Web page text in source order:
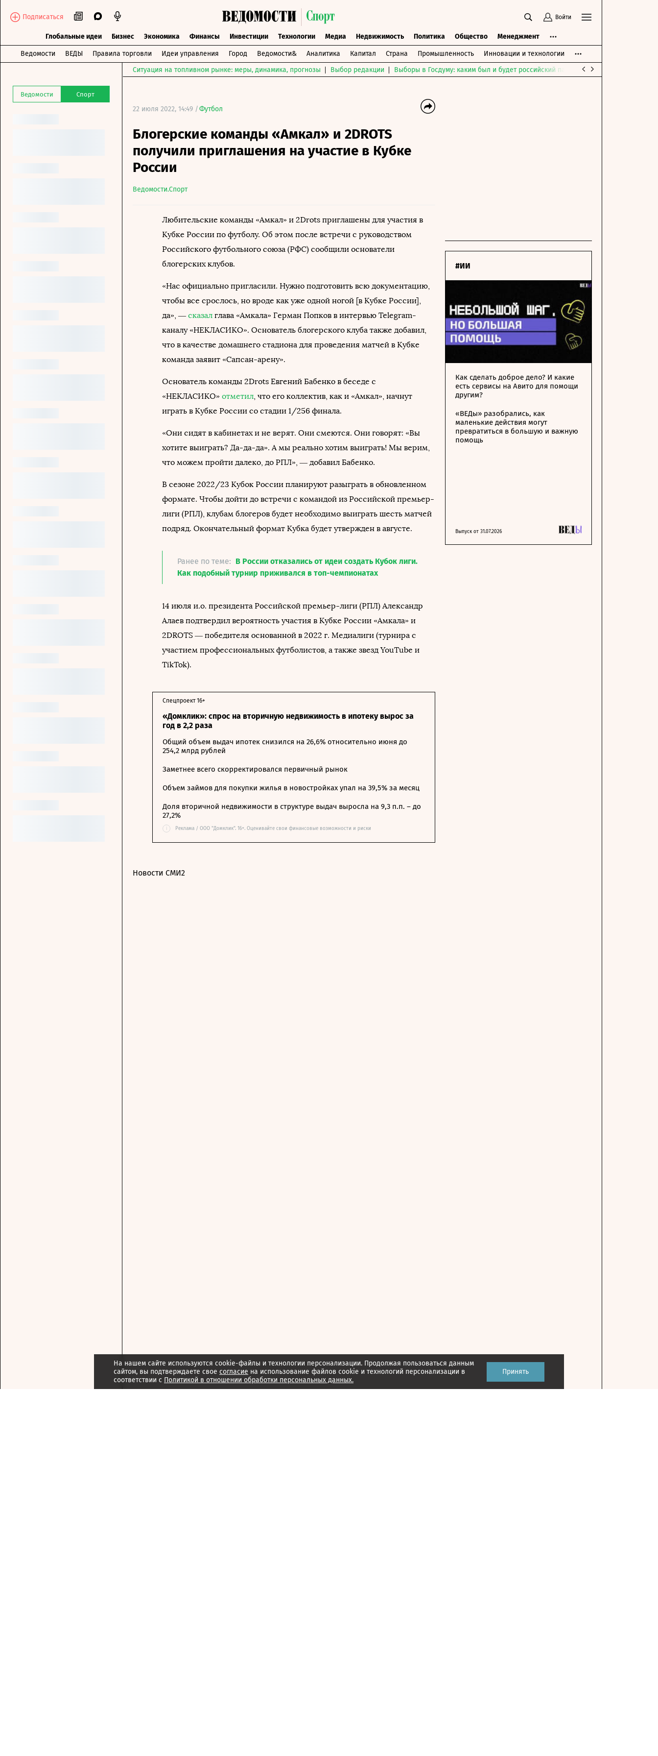
На нашем сайте используются cookie-файлы и технологии персонализации. Продолжая пользоваться данным
сайтом, вы подтверждаете свое согласие на использование файлов cookie и технологий персонализации в
соответствии с Политикой в отношении обработки персональных данных.
Принять
Подписаться Войти
Глобальные идеи Бизнес Экономика Финансы Инвестиции Технологии Медиа Недвижимость Политика Общество Менеджмент
Ведомости ВЕДЫ Правила торговли Идеи управления Город Ведомости& Аналитика Капитал Страна Промышленность Инновации и технологии
Ведомости Спорт
Ситуация на топливном рынке: меры, динамика, прогнозы Выбор редакции Выборы в Госдуму: каким был и будет российский парламент
22 июля 2022, 14:49 /Футбол
Блогерские команды «Амкал» и 2DROTS
получили приглашения на участие в Кубке
России
Ведомости.Спорт
Любительские команды «Амкал» и 2Drots приглашены для участия в
Кубке России по футболу. Об этом после встречи с руководством
Российского футбольного союза (РФС) сообщили основатели
блогерских клубов.
«Нас официально пригласили. Нужно подготовить всю документацию,
чтобы все срослось, но вроде как уже одной ногой [в Кубке России],
да», — сказал глава «Амкала» Герман Попков в интервью Telegram-
каналу «НЕКЛАСИКО». Основатель блогерского клуба также добавил,
что в качестве домашнего стадиона для проведения матчей в Кубке
команда заявит «Сапсан-арену».
Основатель команды 2Drots Евгений Бабенко в беседе с
«НЕКЛАСИКО» отметил, что его коллектив, как и «Амкал», начнут
играть в Кубке России со стадии 1/256 финала.
«Они сидят в кабинетах и не верят. Они смеются. Они говорят: «Вы
хотите выиграть? Да-да-да». А мы реально хотим выиграть! Мы верим,
что можем пройти далеко, до РПЛ», — добавил Бабенко.
В сезоне 2022/23 Кубок России планируют разыграть в обновленном
формате. Чтобы дойти до встречи с командой из Российской премьер-
лиги (РПЛ), клубам блогеров будет необходимо выиграть шесть матчей
подряд. Окончательный формат Кубка будет утвержден в августе.
Ранее по теме: В России отказались от идеи создать Кубок лиги.
Как подобный турнир приживался в топ-чемпионатах
14 июля и.о. президента Российской премьер-лиги (РПЛ) Александр
Алаев подтвердил вероятность участия в Кубке России «Амкала» и
2DROTS — победителя основанной в 2022 г. Медиалиги (турнира с
участием профессиональных футболистов, а также звезд YouTube и
TikTok).
«Домклик»: спрос на вторичную недвижимость в ипотеку вырос за
год в 2,2 раза
Спецпроект 16+
Общий объем выдач ипотек снизился на 26,6% относительно июня до
254,2 млрд рублей
Заметнее всего скорректировался первичный рынок
Объем займов для покупки жилья в новостройках упал на 39,5% за месяц
Доля вторичной недвижимости в структуре выдач выросла на 9,3 п.п. – до
27,2%
i Реклама / ООО "Домклик". 16+. Оценивайте свои финансовые возможности и риски
#ИИ
Как сделать доброе дело? И какие
есть сервисы на Авито для помощи
другим?
«ВЕДы» разобрались, как
маленькие действия могут
превратиться в большую и важную
помощь
Выпуск от 31.07.2026
Новости СМИ2